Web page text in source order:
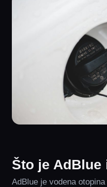
Što je AdBlue
AdBlue je vodena